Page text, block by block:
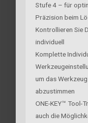
Stufe 4 – für
Präzision beim
Kontrollieren Sie
individuell
Komplette
um das
abzustimmen
ONE-KEY™ Tool-
auch die